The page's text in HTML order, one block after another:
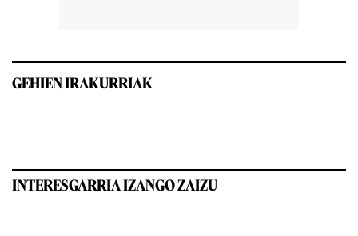
GEHIEN IRAKURRIAK
INTERESGARRIA IZANGO ZAIZU